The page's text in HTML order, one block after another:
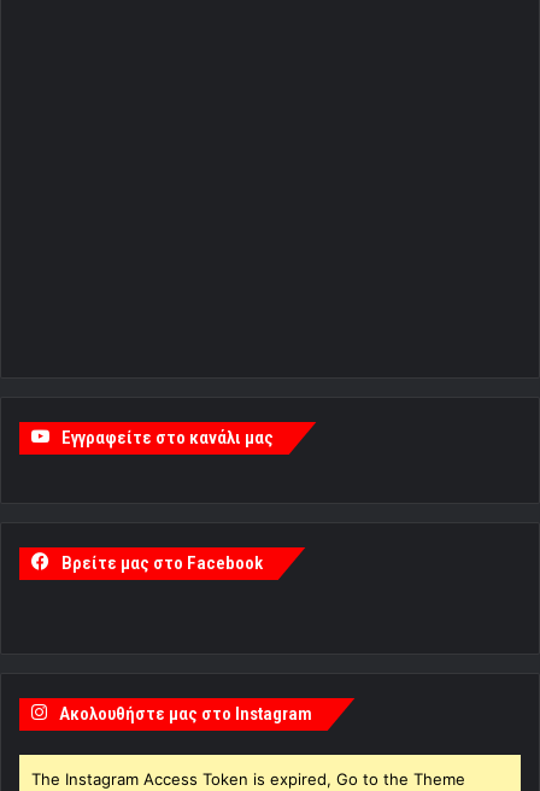
Εγγραφείτε στο κανάλι μας
Βρείτε μας στο Facebook
Ακολουθήστε μας στο Instagram
The Instagram Access Token is expired, Go to the Theme